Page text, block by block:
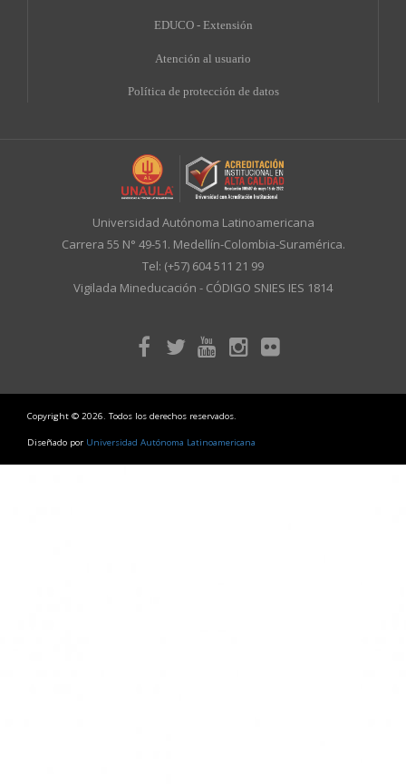
EDUCO - Extensión
Atención al usuario
Política de protección de datos
Universidad Autónoma Latinoamericana
Carrera 55 N° 49-51. Medellín-Colombia-Suramérica.
Tel: (+57) 604 511 21 99
Vigilada Mineducación - CÓDIGO SNIES IES 1814
Copyright © 2026. Todos los derechos reservados.
Diseñado por Universidad Autónoma Latinoamericana